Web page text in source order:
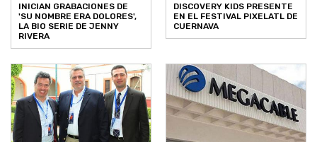
INICIAN GRABACIONES DE
'SU NOMBRE ERA DOLORES',
LA BIO SERIE DE JENNY
RIVERA
DISCOVERY KIDS PRESENTE
EN EL FESTIVAL PIXELATL DE
CUERNAVA